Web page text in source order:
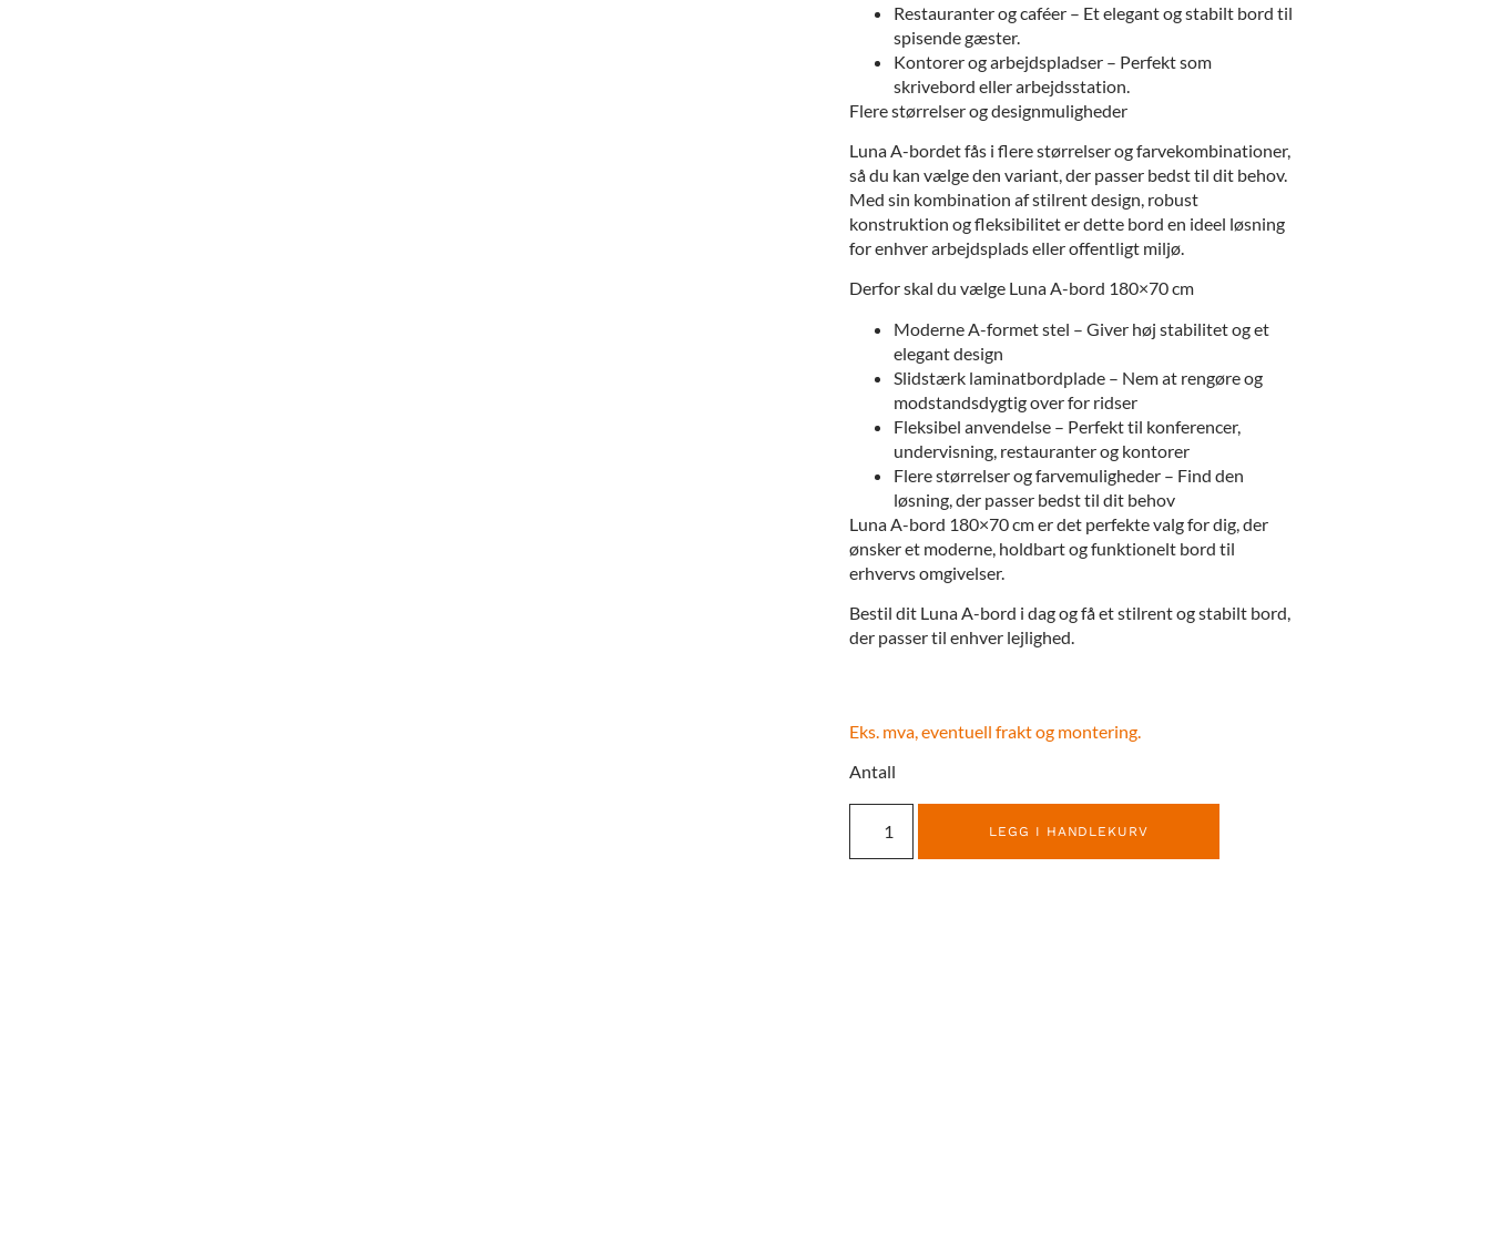
Restauranter og caféer – Et elegant og stabilt bord til
spisende gæster.
Kontorer og arbejdspladser – Perfekt som
skrivebord eller arbejdsstation.
Flere størrelser og designmuligheder
Luna A-bordet fås i flere størrelser og farvekombinationer,
så du kan vælge den variant, der passer bedst til dit behov.
Med sin kombination af stilrent design, robust
konstruktion og fleksibilitet er dette bord en ideel løsning
for enhver arbejdsplads eller offentligt miljø.
Derfor skal du vælge Luna A-bord 180×70 cm
Moderne A-formet stel – Giver høj stabilitet og et
elegant design
Slidstærk laminatbordplade – Nem at rengøre og
modstandsdygtig over for ridser
Fleksibel anvendelse – Perfekt til konferencer,
undervisning, restauranter og kontorer
Flere størrelser og farvemuligheder – Find den
løsning, der passer bedst til dit behov
Luna A-bord 180×70 cm er det perfekte valg for dig, der
ønsker et moderne, holdbart og funktionelt bord til
erhvervs omgivelser.
Bestil dit Luna A-bord i dag og få et stilrent og stabilt bord,
der passer til enhver lejlighed.
Eks. mva, eventuell frakt og montering.
Antall
LEGG I HANDLEKURV